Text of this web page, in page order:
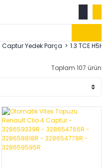
Captur Yedek Parça 1.3 TCE H5H
Toplam 107 ürün